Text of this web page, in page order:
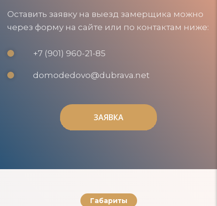
Оставить заявку на выезд замерщика можно
через форму на сайте или по контактам ниже:
+7 (901) 960-21-85
domodedovo@dubrava.net
ЗАЯВКА
ЗАЯВКА
Габариты